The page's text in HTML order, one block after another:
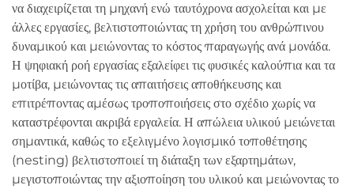
να διαχειρίζεται τη μηχανή ενώ ταυτόχρονα ασχολείται και με
άλλες εργασίες, βελτιστοποιώντας τη χρήση του ανθρώπινου
δυναμικού και μειώνοντας το κόστος παραγωγής ανά μονάδα.
Η ψηφιακή ροή εργασίας εξαλείφει τις φυσικές καλούπια και τα
μοτίβα, μειώνοντας τις απαιτήσεις αποθήκευσης και
επιτρέποντας αμέσως τροποποιήσεις στο σχέδιο χωρίς να
καταστρέφονται ακριβά εργαλεία. Η απώλεια υλικού μειώνεται
σημαντικά, καθώς το εξελιγμένο λογισμικό τοποθέτησης
(nesting) βελτιστοποιεί τη διάταξη των εξαρτημάτων,
μεγιστοποιώντας την αξιοποίηση του υλικού και μειώνοντας το